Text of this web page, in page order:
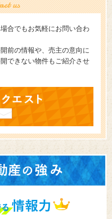
合でもお気軽にお問い合わ
前の情報や、売主の意向に
できない物件もご紹介させ